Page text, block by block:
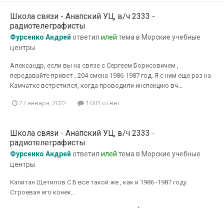
Школа связи - Анапский УЦ, в/ч 2333 -
радиотелеграфисты
Фурсенко Андрей ответил илей тема в Морские учебные
центры
Александр, если вы на связе с Сергеем Борисовичем ,
передавайте привет , 204 смена 1986-1987 год. Я с ним еще раз на
Камчатке встретился, когда проводили инспекцию вч...
27 января, 2022 1 001 ответ
Школа связи - Анапский УЦ, в/ч 2333 -
радиотелеграфисты
Фурсенко Андрей ответил илей тема в Морские учебные
центры
Капитан Щетилов С Б все такой же , как и 1986 -1987 году.
Строевая его конек...